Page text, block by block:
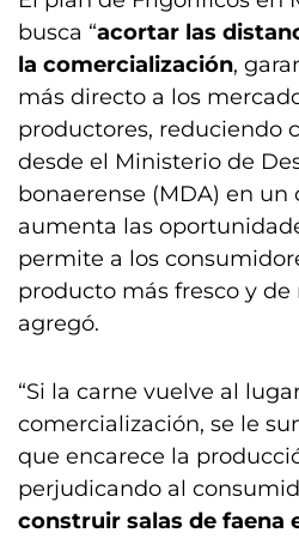
busca “acortar las
la comercialización,
más directo a los
productores, reduciendo
desde el Ministerio de
bonaerense (MDA) en un
aumenta las
permite a los
producto más fresco y de
agregó.
“Si la carne vuelve al
comercialización, se le
que encarece la
perjudicando al
construir salas de faena